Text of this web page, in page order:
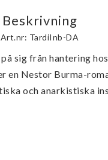
Beskrivning
Art.nr: TardiInb-DA
sig från hantering
Nestor Burma-
och anarkistiska